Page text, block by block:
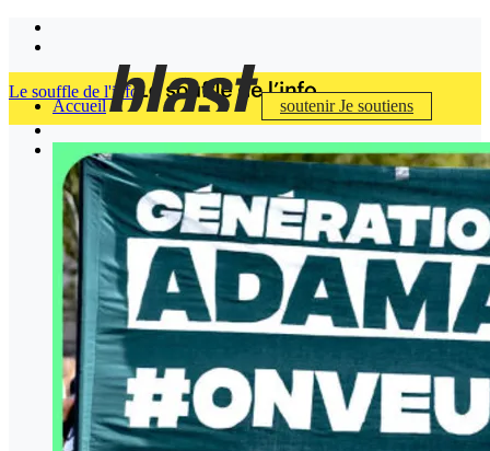
Accueil soutenirJe soutiens
Le souffle de l'info